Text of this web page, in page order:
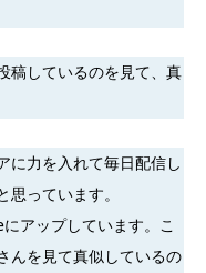
稿しているのを見て、真
に力を入れて毎日配信し
っています。
アップしています。こ
んを見て真似しているの